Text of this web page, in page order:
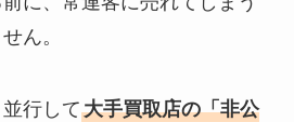
ん。
行して大手買取店の「非公